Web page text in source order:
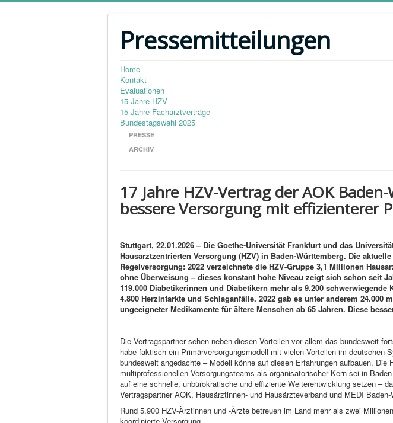
Pressemitteilungen
Home
Kontakt
Evaluationen
15 Jahre HZV
15 Jahre Facharztverträge
Bundestagswahl 2025
PRESSE
ARCHIV
17 Jahre HZV-Vertrag der AOK
bessere Versorgung mit effizienterer
Stuttgart, 22.01.2026 – Die Goethe-Universität Frankfurt und das
Hausarztzentrierten Versorgung (HZV) in Baden-Württemberg. Die
Regelversorgung: 2022 verzeichnete die HZV-Gruppe 3,1 Millionen
ohne Überweisung – dieses konstant hohe Niveau zeigt sich schon seit
119.000 Diabetikerinnen und Diabetikern mehr als 9.200
4.800 Herzinfarkte und Schlaganfälle. 2022 gab es unter anderem
ungeeigneter Medikamente für ältere Menschen ab 65 Jahren. Diese
Die Vertragspartner sehen neben diesen Vorteilen vor allem das bundesweit
habe faktisch ein Primärversorgungsmodell mit vielen Vorteilen im
bundesweit angedachte – Modell könne auf diesen Erfahrungen aufbauen.
multiprofessionellen Versorgungsteams als organisatorischer Kern sei in
auf eine schnelle, unbürokratische und effiziente Weiterentwicklung setzen –
Vertragspartner AOK, Hausärztinnen- und Hausärzteverband und MEDI Baden-
Rund 5.900 HZV-Ärztinnen und -Ärzte betreuen im Land mehr als zwei